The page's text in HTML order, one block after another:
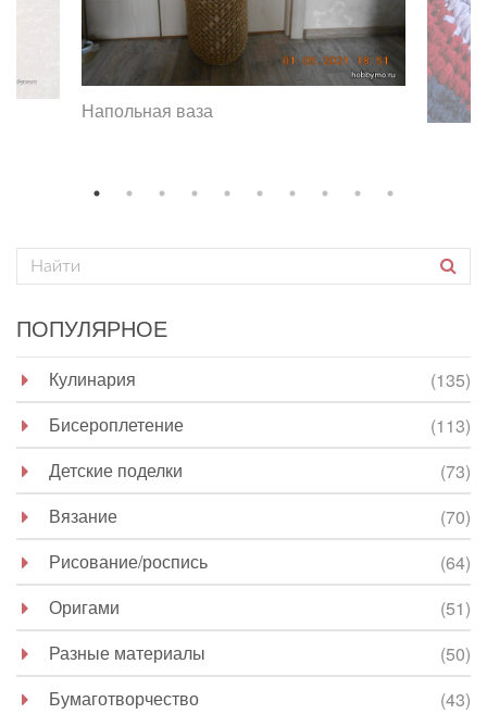
Напольная ваза
ПОПУЛЯРНОЕ
Кулинария
(135)
Бисероплетение
(113)
Детские поделки
(73)
Вязание
(70)
Рисование/роспись
(64)
Оригами
(51)
Разные материалы
(50)
Бумаготворчество
(43)